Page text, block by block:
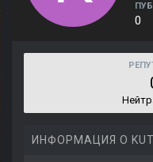
0
ИНФОРМАЦИЯ О